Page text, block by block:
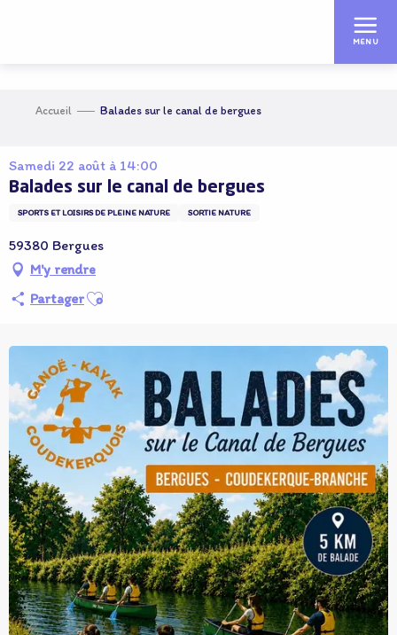
MENU
Accueil Balades sur le canal de bergues
Samedi 22 août à 14:00
Balades sur le canal de bergues
SPORTS ET LOISIRS DE PLEINE NATURE SORTIE NATURE
59380 Bergues
M'y rendre
PartagerAjouter aux favoris